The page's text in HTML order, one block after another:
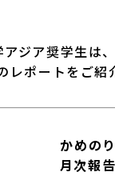
ジア奨学生は
ポートをご紹
かめの
月次報